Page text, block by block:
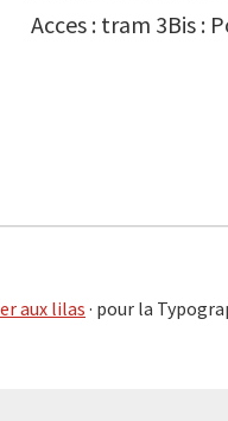
Acces : tram 3Bis :
aux lilas· pour la